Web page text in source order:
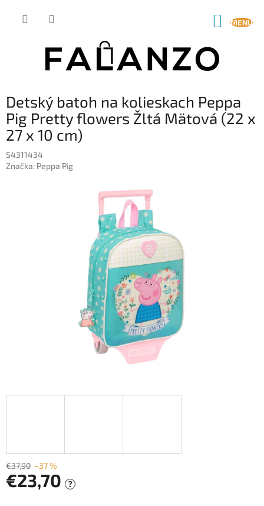
Detský batoh na kolieskach Peppa
Pig Pretty flowers Žltá Mätová (22 x
27 x 10 cm)
S4311434
Značka: Peppa Pig
€37,90 –37 %
€23,70 ?